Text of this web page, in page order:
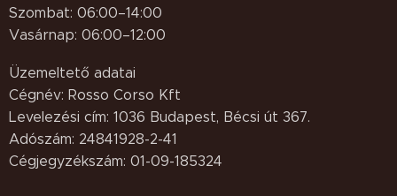
Szombat: 06:00–14:00
Vasárnap: 06:00–12:00
Üzemeltető adatai
Cégnév: Rosso Corso Kft
Levelezési cím: 1036 Budapest, Bécsi út 367.
Adószám: 24841928-2-41
Cégjegyzékszám: 01-09-185324